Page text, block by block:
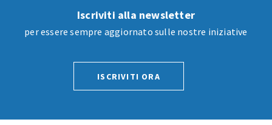
Iscriviti alla newsletter
per essere sempre aggiornato sulle nostre iniziative
ISCRIVITI ORA